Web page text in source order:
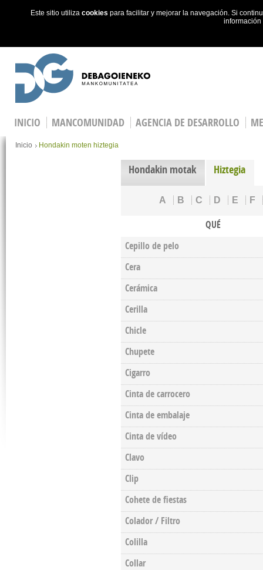
Este sitio utiliza cookies para facilitar y mejorar la navegación. Si
INICIO MANCOMUNIDAD AGENCIA DE DESARROLLO
You are here
Inicio Hondakin moten hiztegia
Hondakin motak Hiztegia
A B C D E F
QUÉ
Cepillo de pelo
Cera
Cerámica
Cerilla
Chicle
Chupete
Cigarro
Cinta de carrocero
Cinta de embalaje
Cinta de vídeo
Clavo
Clip
Cohete de fiestas
Colador / Filtro
Colilla
Collar